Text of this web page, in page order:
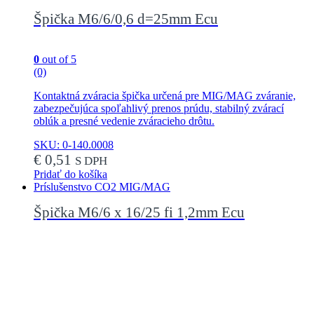
Špička M6/6/0,6 d=25mm Ecu
0 out of 5
(0)
Kontaktná zváracia špička určená pre MIG/MAG zváranie,
zabezpečujúca spoľahlivý prenos prúdu, stabilný zvárací
oblúk a presné vedenie zváracieho drôtu.
SKU: 0-140.0008
€ 0,51 S DPH
Pridať do košíka
Príslušenstvo CO2 MIG/MAG
Špička M6/6 x 16/25 fi 1,2mm Ecu